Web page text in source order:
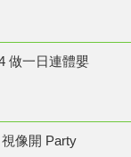
做一日連體嬰
視像開 Party